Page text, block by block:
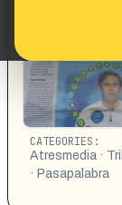
obliga-a-
CATEGORIES:
Atresmedia ·
· Pasapalabra